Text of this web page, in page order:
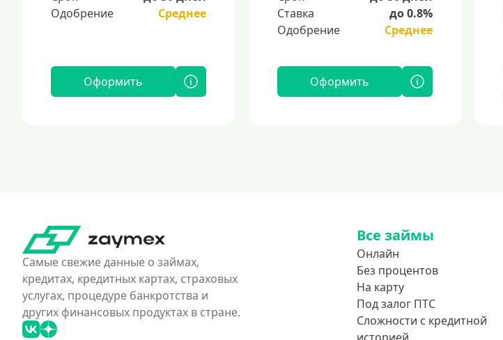
Одобрение
Среднее
Оформить
Ставка
до 0.8%
Одобрение
Среднее
Оформить
Самые свежие данные о займах,
кредитах, кредитных картах, страховых
услугах, процедуре банкротства и
других финансовых продуктах в стране.
Все займы
Онлайн
Без процентов
На карту
Под залог ПТС
Сложности с кредитной